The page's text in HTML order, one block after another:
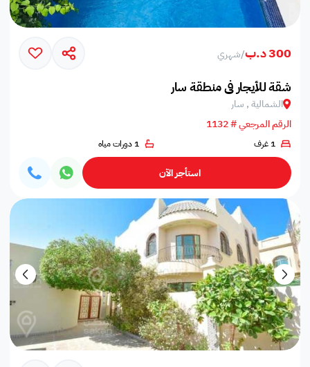
300 د.ب /شهري
شقة للأيجار في منطقة سار
الشمالية , سار
الرقم المرجعي # 1132
1 غرف 1 دورات مياه
استأجر الآن